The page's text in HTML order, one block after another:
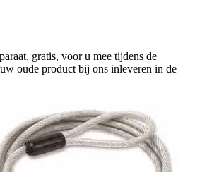
gratis, voor u mee tijdens de
oude product bij ons inleveren in de